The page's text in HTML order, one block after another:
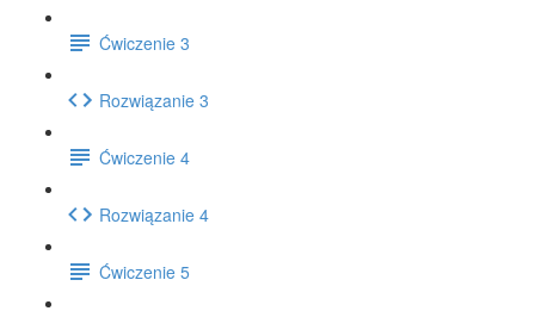
Ćwiczenie 3
Rozwiązanie 3
Ćwiczenie 4
Rozwiązanie 4
Ćwiczenie 5